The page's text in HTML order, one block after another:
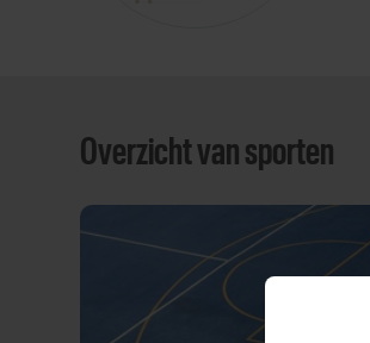
Overzicht van sporten